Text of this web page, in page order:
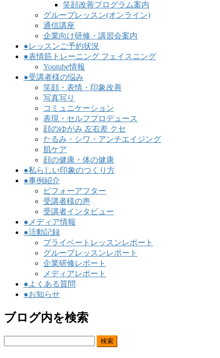
笑顔改善プログラム案内
グループレッスン(オンライン)
通信講座
企業向け研修・講習会案内
●レッスンご予約状況
●表情筋トレーニング フェイスニング
Youtube情報
●受講者様の悩み
笑顔・表情・印象改善
写真写り
コミュニケーション
表現・セルフプロデュース
顔のゆがみ 左右差 クセ
たるみ・シワ・アンチエイジング
肌ケア
顔の健康・体の健康
●私らしい印象のつくり方
●事例紹介
ビフォーアフター
受講者様の声
受講者インタビュー
●メディア情報
●活動記録
プライベートレッスンレポート
グループレッスンレポート
企業研修レポート
メディアレポート
●よくある質問
●お知らせ
ブログ内を検索